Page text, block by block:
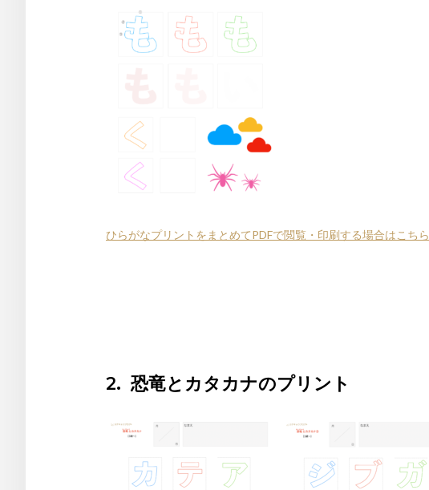
ひらがなプリントをまとめてPDFで閲覧・印刷する場合はこちら
2. 恐竜とカタカナのプリント